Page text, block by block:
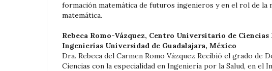
formación matemática de futuros ingenieros y en el rol de la
matemática.
Rebeca Romo-Vázquez, Centro Universitario de Ciencias
Ingenierías Universidad de Guadalajara, México
Dra. Rebeca del Carmen Romo Vázquez Recibió el grado de
Ciencias con la especialidad en Ingeniería por la Salud, en el